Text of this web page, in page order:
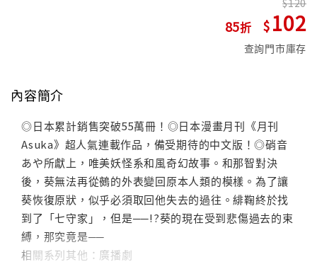
85
120
102
查詢門市庫存
內容簡介
◎日本累計銷售突破55萬冊！◎日本漫畫月刊《月刊
Asuka》超人氣連載作品，備受期待的中文版！◎硝音
あや所獻上，唯美妖怪系和風奇幻故事。和那智對決
後，葵無法再從鵺的外表變回原本人類的模樣。為了讓
葵恢復原狀，似乎必須取回他失去的過往。緋鞠終於找
到了「七守家」，但是──!?葵的現在受到悲傷過去的束
縛，那究竟是──
相關系列其他：廣播劇